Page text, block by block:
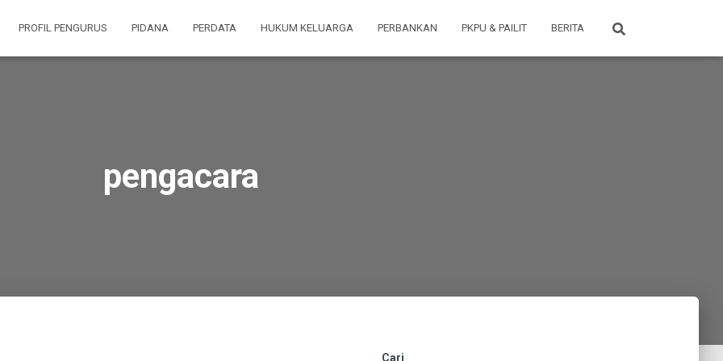
PROFIL PENGURUS PIDANA PERDATA HUKUM KELUARGA PERBANKAN PKPU & PAILIT BERITA
pengacara
Cari